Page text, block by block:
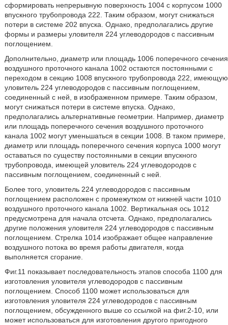
сформировать непрерывную поверхность 1004 с корпусом 1000
впускного трубопровода 222. Таким образом, могут снижаться
потери в системе 202 впуска. Однако, предполагались другие
формы и размеры уловителя 224 углеводородов с пассивным
поглощением.
Дополнительно, диаметр или площадь 1006 поперечного сечения
воздушного проточного канала 1002 остаются постоянными с
переходом в секцию 1008 впускного трубопровода 222, имеющую
уловитель 224 углеводородов с пассивным поглощением,
соединенный с ней, в изображенном примере. Таким образом,
могут снижаться потери в системе впуска. Однако,
предполагались альтернативные геометрии. Например, диаметр
или площадь поперечного сечения воздушного проточного
канала 1002 могут уменьшаться в секции 1008. В таком примере,
диаметр или площадь поперечного сечения корпуса 1000 могут
оставаться по существу постоянными в секции впускного
трубопровода, имеющей уловитель 224 углеводородов с
пассивным поглощением, соединенный с ней.
Более того, уловитель 224 углеводородов с пассивным
поглощением расположен с промежутком от нижней части 1010
воздушного проточного канала 1002. Вертикальная ось 1012
предусмотрена для начала отсчета. Однако, предполагались
другие положения уловителя 224 углеводородов с пассивным
поглощением. Стрелка 1014 изображает общее направление
воздушного потока во время работы двигателя, когда
выполняется сгорание.
Фиг.11 показывает последовательность этапов способа 1100 для
изготовления уловителя углеводородов с пассивным
поглощением. Способ 1100 может использоваться для
изготовления уловителя 224 углеводородов с пассивным
поглощением, обсужденного выше со ссылкой на фиг.2-10, или
может использоваться для изготовления другого пригодного